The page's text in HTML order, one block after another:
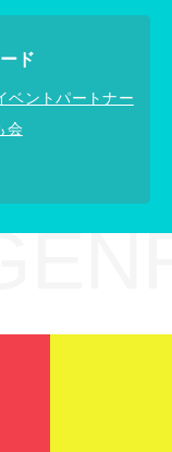
ド
ベントパートナー
会